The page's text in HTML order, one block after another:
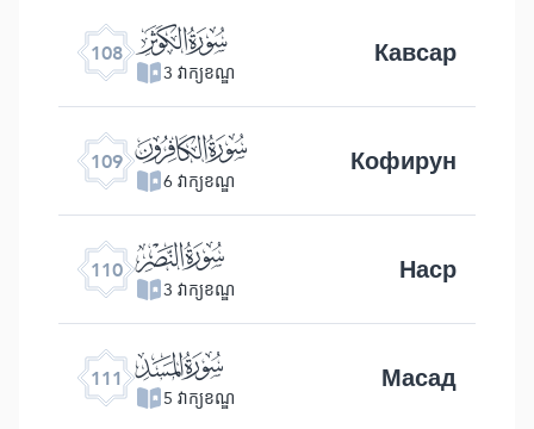
108 ﰙ
3 វាក្យខណ្ឌ Кавсар
109 ﰚ
6 វាក្យខណ្ឌ Кофирун
110 ﰛ
3 វាក្យខណ្ឌ Наср
111 ﰜ
5 វាក្យខណ្ឌ Масад